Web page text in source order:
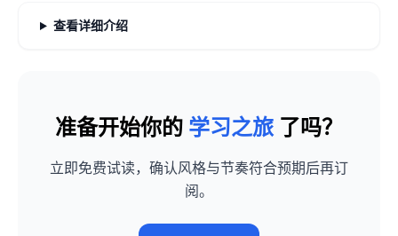
查看详细介绍
准备开始你的 学习之旅 了吗？
立即免费试读，确认风格与节奏符合预期后再订
阅。